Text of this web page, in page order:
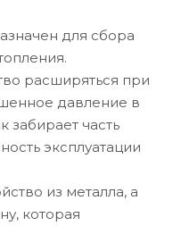
для сбора
расширяться при
давление в
часть
эксплуатации
из металла, а
которая